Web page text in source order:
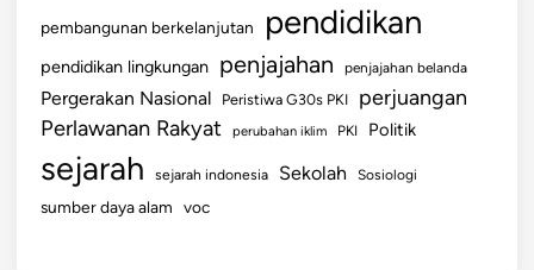
pembangunan berkelanjutan pendidikan
pendidikan lingkungan penjajahan penjajahan belanda
Pergerakan Nasional Peristiwa G30s PKI perjuangan
Perlawanan Rakyat perubahan iklim PKI Politik
sejarah sejarah indonesia Sekolah Sosiologi
sumber daya alam voc